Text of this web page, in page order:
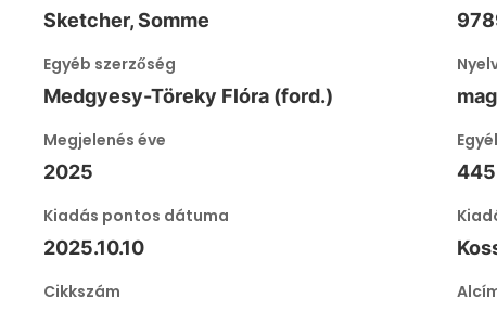
Sketcher, Somme
Egyéb szerzőség
Medgyesy-Töreky Flóra (ford.)
Megjelenés éve
2025
Kiadás pontos dátuma
2025.10.10
Cikkszám